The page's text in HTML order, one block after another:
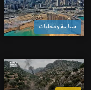
سياسة ومحليات